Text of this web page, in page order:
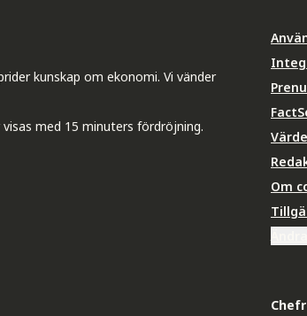
kunskap om ekonomi. Vi vänder
med 15 minuters fördröjning.
Om